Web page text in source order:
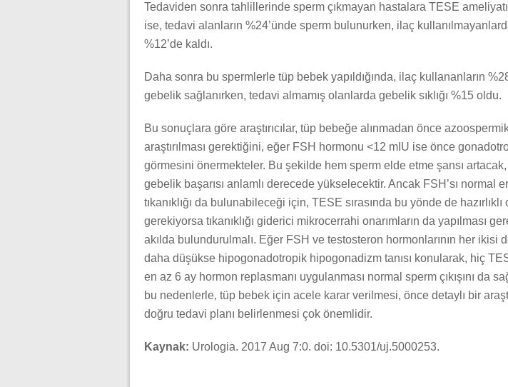
Tedaviden sonra tahlillerinde sperm çıkmayan hastalara TESE ameliyatı
ise, tedavi alanların %24’ünde sperm bulunurken, ilaç
%12’de kaldı.
Daha sonra bu spermlerle tüp bebek yapıldığında, ilaç kullananların
gebelik sağlanırken, tedavi almamış olanlarda gebelik sıklığı %15 oldu.
Bu sonuçlara göre araştırıcılar, tüp bebeğe alınmadan önce
araştırılması gerektiğini, eğer FSH hormonu <12 mIU ise önce
görmesini önermekteler. Bu şekilde hem sperm elde etme şansı
gebelik başarısı anlamlı derecede yükselecektir. Ancak FSH’sı normal
tıkanıklığı da bulunabileceği için, TESE sırasında bu yönde de hazırlıklı
gerekiyorsa tıkanıklığı giderici mikrocerrahi onarımların da yapılması
akılda bulundurulmalı. Eğer FSH ve testosteron hormonlarının her ikisi
daha düşükse hipogonadotropik hipogonadizm tanısı konularak, hiç
en az 6 ay hormon replasmanı uygulanması normal sperm çıkışını da
bu nedenlerle, tüp bebek için acele karar verilmesi, önce detaylı bir
doğru tedavi planı belirlenmesi çok önemlidir.
Kaynak: Urologia. 2017 Aug 7:0. doi: 10.5301/uj.5000253.